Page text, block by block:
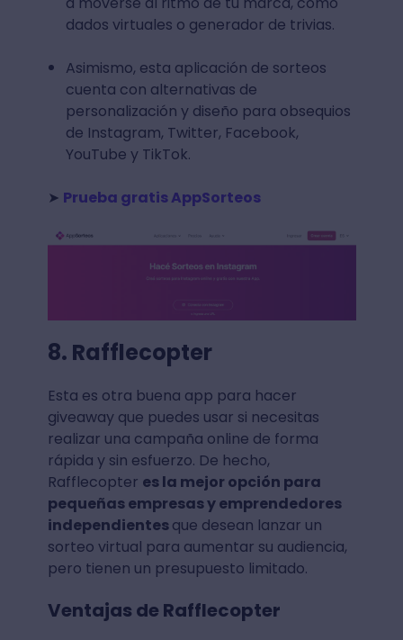
dados virtuales o generador de trivias.
Asimismo, esta aplicación de sorteos
cuenta con alternativas de
personalización y diseño para obsequios
de Instagram, Twitter, Facebook,
YouTube y TikTok.
➤ Prueba gratis AppSorteos
8. Rafflecopter
Esta es otra buena app para hacer
giveaway que puedes usar si necesitas
realizar una campaña online de forma
rápida y sin esfuerzo. De hecho,
Rafflecopter es la mejor opción para
pequeñas empresas y emprendedores
independientesque desean lanzar un
sorteo virtual para aumentar su audiencia,
pero tienen un presupuesto limitado.
Ventajas de Rafflecopter